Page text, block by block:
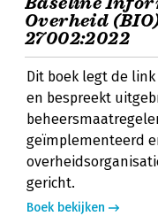
Overheid
27002:2022
Dit boek legt de link
en bespreekt
geïmplementeerd
gericht.
Boek bekijken